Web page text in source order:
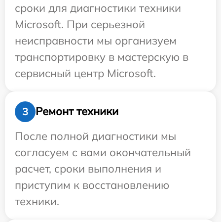
сроки для диагностики техники
Microsoft. При серьезной
неисправности мы организуем
транспортировку в мастерскую в
сервисный центр Microsoft.
3
Ремонт техники
После полной диагностики мы
согласуем с вами окончательный
расчет, сроки выполнения и
приступим к восстановлению
техники.